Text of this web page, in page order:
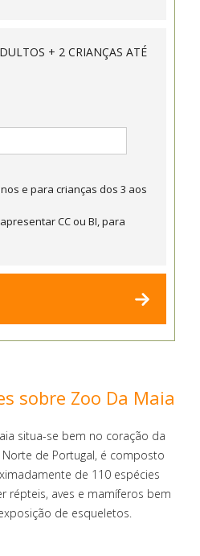
+ 2 CRIANÇAS ATÉ
e para crianças dos 3 aos
CC ou BI, para
sobre Zoo Da Maia
situa-se bem no coração da
de Portugal, é composto
de 110 espécies
répteis, aves e mamíferos bem
de esqueletos.